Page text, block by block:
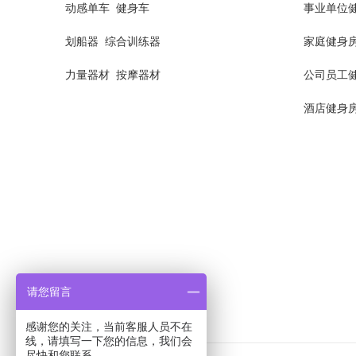
动感单车 健身车
划船器 综合训练器
力量器材 按摩器材
事业单位
家庭健身
公司员工
酒店健身
请您留言
感谢您的关注，当前客服人员不在
线，请填写一下您的信息，我们会